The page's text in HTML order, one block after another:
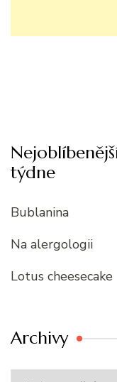
týdne
Bublanina
Na alergologii
Lotus cheesecake
Archivy